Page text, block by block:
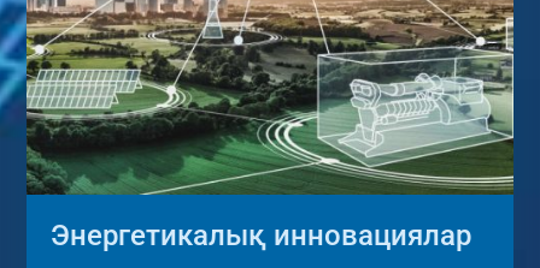
Энергетикалық инновациялар